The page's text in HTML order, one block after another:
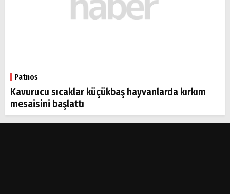
Patnos
Kavurucu sıcaklar küçükbaş hayvanlarda kırkım
mesaisini başlattı